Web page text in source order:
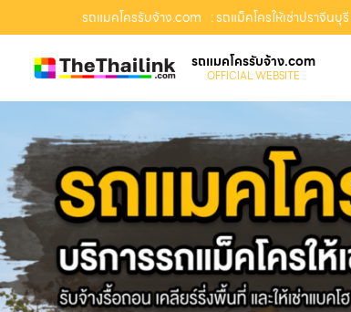
รถแมคโครรับจ้าง.com : รถแม็คโครให้เช่าปราจีน
รถแมคโครรับจ้าง.com
OFFICIAL WEBSITE